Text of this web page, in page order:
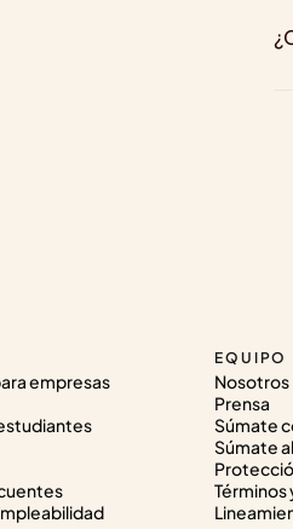
empresas
EQUIPO
Nosotros
Prensa
Súmate
Súmate
Términos